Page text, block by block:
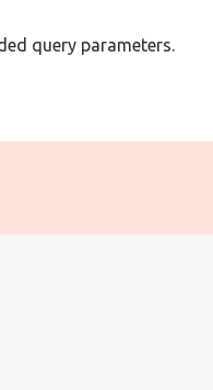
query parameters.